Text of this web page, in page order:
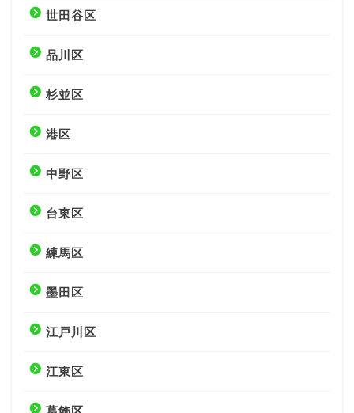
世田谷区
品川区
杉並区
港区
中野区
台東区
練馬区
墨田区
江戸川区
江東区